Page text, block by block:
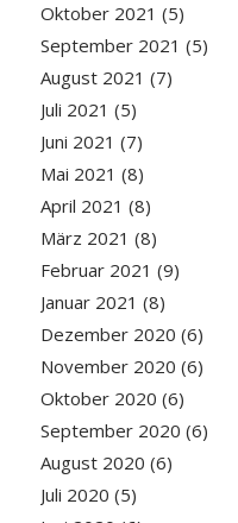
Oktober 2021 (5)
September 2021 (5)
August 2021 (7)
Juli 2021 (5)
Juni 2021 (7)
Mai 2021 (8)
April 2021 (8)
März 2021 (8)
Februar 2021 (9)
Januar 2021 (8)
Dezember 2020 (6)
November 2020 (6)
Oktober 2020 (6)
September 2020 (6)
August 2020 (6)
Juli 2020 (5)